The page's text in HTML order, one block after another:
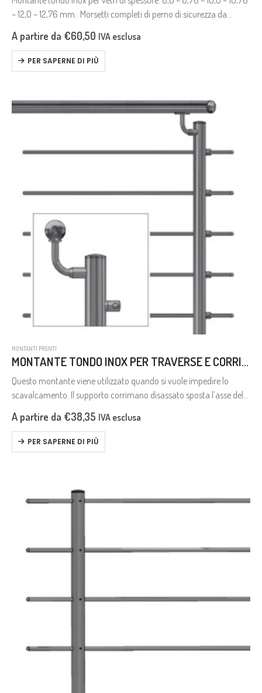
– 12,0 – 12,76 mm.. Morsetti completi di perno di sicurezza da
A partire da €60,50 IVA esclusa
PER SAPERNE DI PIÙ
MONTANTI PRONTI
MONTANTE TONDO INOX PER TRAVERSE E CORRIMANO DISASSATO
Questo montante viene utilizzato quando si vuole impedire lo
scavalcamento. Il supporto corrimano disassato sposta l’asse del
più difficile scavalcare…
A partire da €38,35 IVA esclusa
PER SAPERNE DI PIÙ